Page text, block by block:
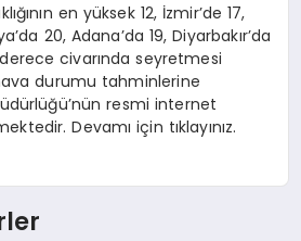
en yüksek 12, İzmir’de 17,
20, Adana’da 19, Diyarbakır’da
derece civarında seyretmesi
durumu tahminlerine
resmi internet
Devamı için tıklayınız.